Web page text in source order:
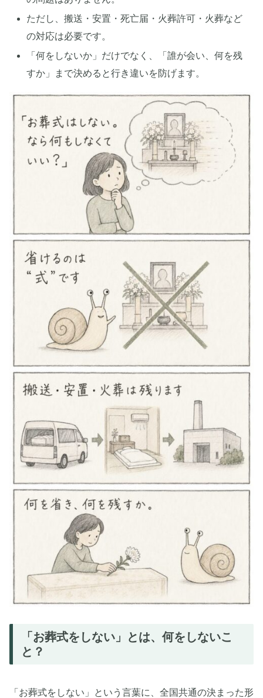
ただし、搬送・安置・死亡届・火葬許可・火葬など
の対応は必要です。
「何をしないか」だけでなく、「誰が会い、何を残
すか」まで決めると行き違いを防げます。
「お葬式をしない」とは、何をしないこ
と？
「お葬式をしない」という言葉に、全国共通の決まった形